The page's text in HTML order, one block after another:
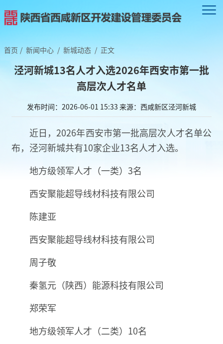
首页 / 新闻中心 / 新城动态 / 正文
泾河新城13名人才入选2026年西安市第一批
高层次人才名单
发布时间：2026-06-01 15:33 来源：西咸新区泾河新城
近日，2026年西安市第一批高层次人才名单公
布，泾河新城共有10家企业13名人才入选。
地方级领军人才（一类）3名
西安聚能超导线材科技有限公司
陈建亚
西安聚能超导线材科技有限公司
周子敬
秦氢元（陕西）能源科技有限公司
郑荣军
地方级领军人才（二类）10名